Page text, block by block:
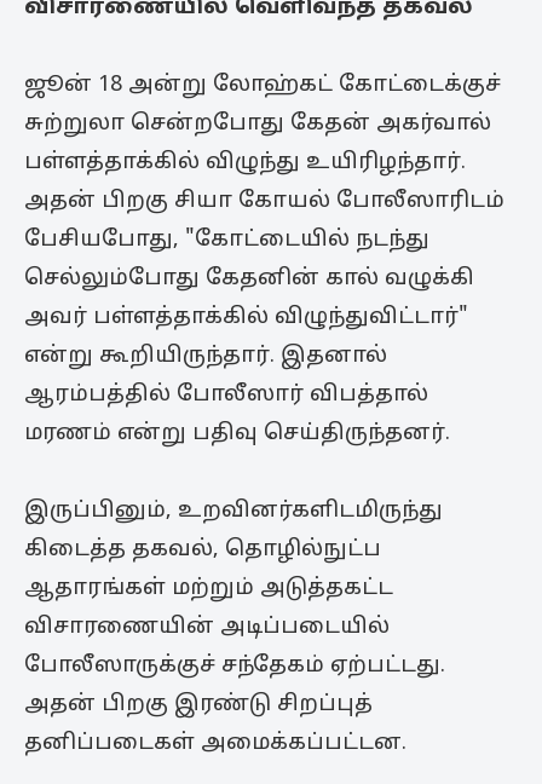
விசாரணையில் வெளிவந்த தகவல்
ஜூன் 18 அன்று லோஹ்கட் கோட்டைக்குச்
சுற்றுலா சென்றபோது கேதன் அகர்வால்
பள்ளத்தாக்கில் விழுந்து உயிரிழந்தார்.
அதன் பிறகு சியா கோயல் போலீஸாரிடம்
பேசியபோது, "கோட்டையில் நடந்து
செல்லும்போது கேதனின் கால் வழுக்கி
அவர் பள்ளத்தாக்கில் விழுந்துவிட்டார்"
என்று கூறியிருந்தார். இதனால்
ஆரம்பத்தில் போலீஸார் விபத்தால்
மரணம் என்று பதிவு செய்திருந்தனர்.
இருப்பினும், உறவினர்களிடமிருந்து
கிடைத்த தகவல், தொழில்நுட்ப
ஆதாரங்கள் மற்றும் அடுத்தகட்ட
விசாரணையின் அடிப்படையில்
போலீஸாருக்குச் சந்தேகம் ஏற்பட்டது.
அதன் பிறகு இரண்டு சிறப்புத்
தனிப்படைகள் அமைக்கப்பட்டன.